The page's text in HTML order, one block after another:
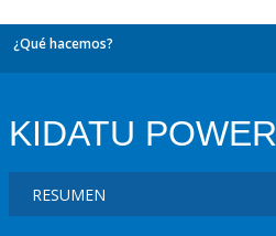
¿Qué hacemos?
KIDATU POWER